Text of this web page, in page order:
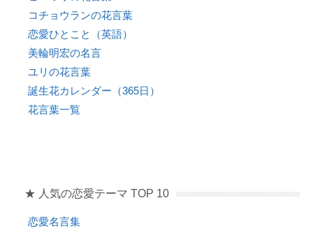
コチョウランの花言葉
恋愛ひとこと（英語）
美輪明宏の名言
ユリの花言葉
誕生花カレンダー（365日）
花言葉一覧
★ 人気の恋愛テーマ TOP 10
恋愛名言集